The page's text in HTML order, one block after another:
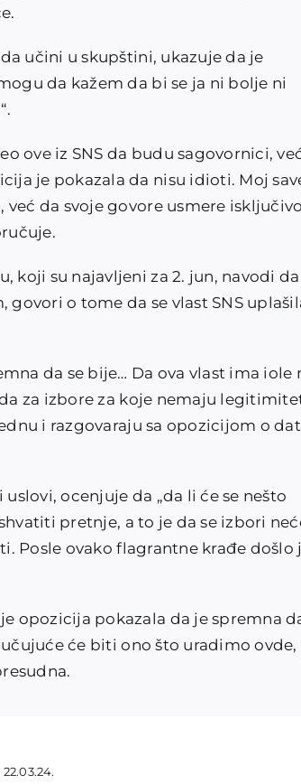
učini u skupštini, ukazuje da je
da kažem da bi se ja ni bolje ni
ove iz SNS da budu sagovornici,
je pokazala da nisu idioti. Moj
da svoje govore usmere
koji su najavljeni za 2. jun, navodi da
o tome da se vlast SNS
da se bije… Da ova vlast ima iole
za izbore za koje nemaju
i razgovaraju sa opozicijom o
ocenjuje da „da li će se nešto
pretnje, a to je da se izbori
Posle ovako flagrantne krađe došlo
opozicija pokazala da je spremna
će biti ono što uradimo ovde,